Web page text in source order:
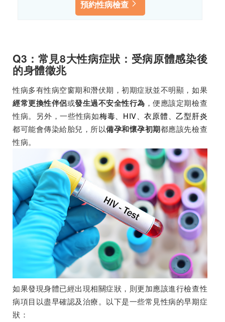
預約性病檢查
Q3：常見8大性病症狀：受病原體感染後
的身體徵兆
性病多有性病空窗期和潛伏期，初期症狀並不明顯，如果
經常更換性伴侶或發生過不安全性行為 ，便應該定期檢查
性病。另外，一些性病如梅毒、HIV、衣原體、乙型肝炎
都可能會傳染給胎兒，所以備孕和懷孕初期都應該先檢查
性病。
如果發現身體已經出現相關症狀，則更加應該進行檢查性
病項目以盡早確認及治療。以下是一些常見性病的早期症
狀：